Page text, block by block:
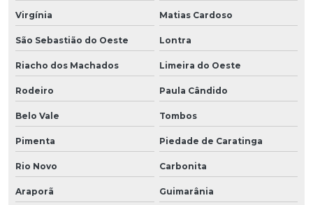
Virgínia Matias Cardoso
São Sebastião do Oeste Lontra
Riacho dos Machados Limeira do Oeste
Rodeiro Paula Cândido
Belo Vale Tombos
Pimenta Piedade de Caratinga
Rio Novo Carbonita
Araporã Guimarânia